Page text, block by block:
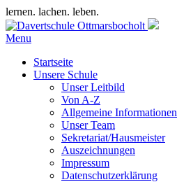
lernen. lachen. leben.
Menu
Startseite
Unsere Schule
Unser Leitbild
Von A-Z
Allgemeine Informationen
Unser Team
Sekretariat/Hausmeister
Auszeichnungen
Impressum
Datenschutzerklärung